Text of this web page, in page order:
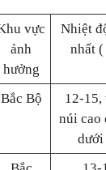
vực
ảnh
hưởng
Nhiệt
nhất (
Bắc Bộ
12-15,
núi cao
dưới